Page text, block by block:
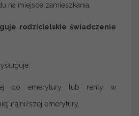
na miejsce zamieszkania.
rodzicielskie świadczenie
do emerytury lub renty w
najniższej emerytury,